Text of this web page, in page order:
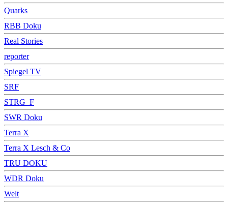
Quarks
RBB Doku
Real Stories
reporter
Spiegel TV
SRF
STRG_F
SWR Doku
Terra X
Terra X Lesch & Co
TRU DOKU
WDR Doku
Welt